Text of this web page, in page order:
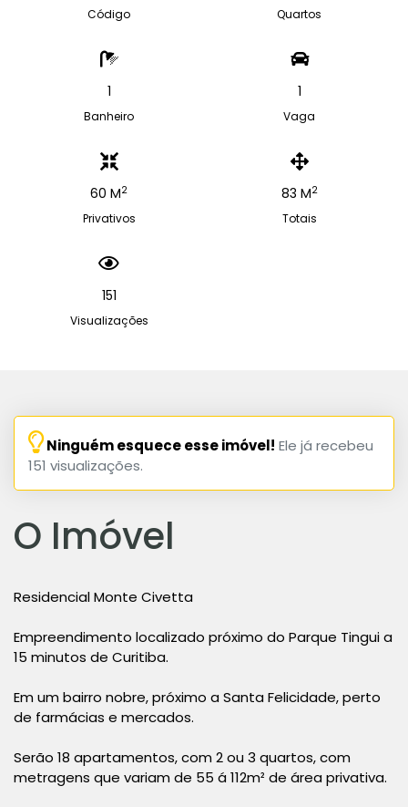
Código Quartos
1
Banheiro
1
Vaga
60 M2
Privativos
83 M2
Totais
151
Visualizações
Ninguém esquece esse imóvel! Ele já recebeu
151 visualizações.
O Imóvel
Residencial Monte Civetta
Empreendimento localizado próximo do Parque Tingui a
15 minutos de Curitiba.
Em um bairro nobre, próximo a Santa Felicidade, perto
de farmácias e mercados.
Serão 18 apartamentos, com 2 ou 3 quartos, com
metragens que variam de 55 á 112m² de área privativa.